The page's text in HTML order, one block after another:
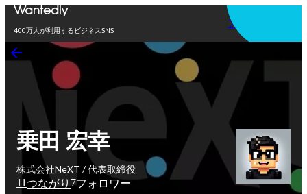
400万人が利用するビジネスSNS
アプリを使う
乗田 宏幸
株式会社NeXT / 代表取締役
11つながり7フォロワー